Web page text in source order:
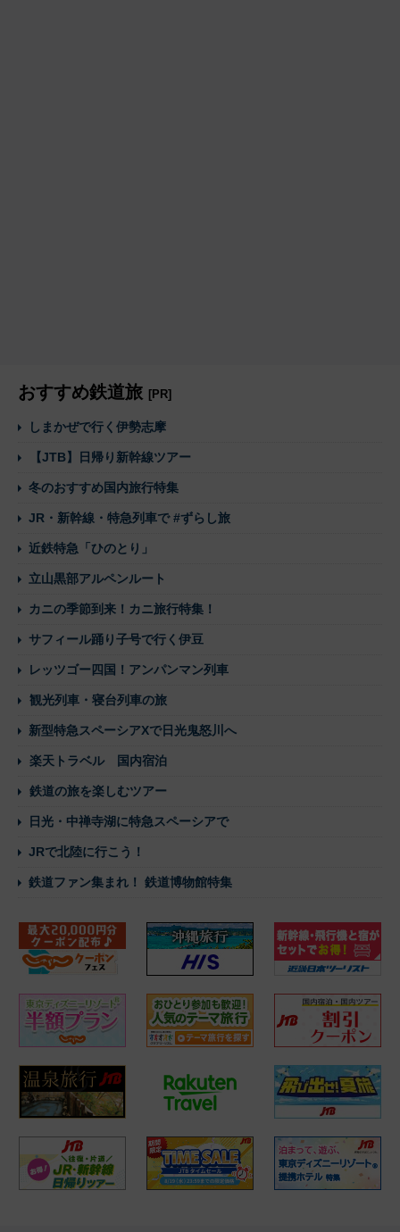
おすすめ鉄道旅 [PR]
しまかぜで行く伊勢志摩
【JTB】日帰り新幹線ツアー
冬のおすすめ国内旅行特集
JR・新幹線・特急列車で #ずらし旅
近鉄特急「ひのとり」
立山黒部アルペンルート
カニの季節到来！カニ旅行特集！
サフィール踊り子号で行く伊豆
レッツゴー四国！アンパンマン列車
観光列車・寝台列車の旅
新型特急スペーシアXで日光鬼怒川へ
楽天トラベル 国内宿泊
鉄道の旅を楽しむツアー
日光・中禅寺湖に特急スペーシアで
JRで北陸に行こう！
鉄道ファン集まれ！ 鉄道博物館特集